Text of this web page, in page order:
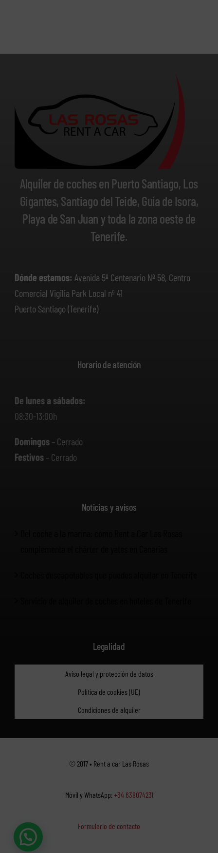
Alquiler de coches en Puerto Santiago, Los
Gigantes, Santiago del Teide, Guía de Isora,
Playa de San Juan y toda la zona oeste de
Tenerife.
Dónde estamos: Avenida 5º Centenario Nº 58, Centro
Comercial Vigilia Park Local nº 41
Puerto Santiago (Tenerife)
Horario de atención
De lunes a sábados:
08:30-13:00h
Domingos– Cerrado
Festivos– Cerrado
Noticias y avisos
Legalidad
Aviso legal y protección de datos
Política de cookies (UE)
Condiciones de alquiler
© 2017 • Rent a car Las Rosas
Móvil y WhatsApp:+34 638074231
Formulario de contacto